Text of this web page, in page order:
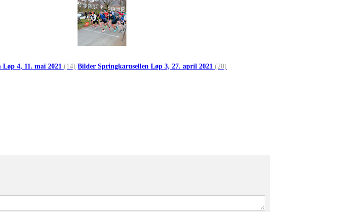
4, 11. mai 2021 (14) Bilder Springkarusellen Løp 3, 27. april 2021 (20)